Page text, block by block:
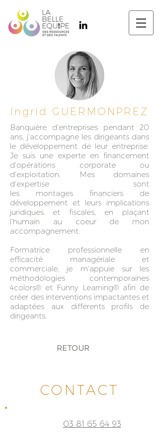
Ingrid GUERMONPREZ
Banquière d'entreprises pendant 20
ans, j'accompagne les dirigeants dans
le développement de leur entreprise.
Je suis une experte en financement
d'opérations corporate ou
d'exploitation. Mes domaines
d'expertise sont
les montages financiers de
développement et leurs implications
juridiques et fiscales, en plaçant
l'humain au coeur de mon
accompagnement.
Formatrice professionnelle en
efficacité managériale et
commerciale, je m'appuie sur les
méthodologies contemporaines
4colors® et Funny Learning® afin de
créer des interventions impactantes et
adaptées aux différents profils de
dirigeants.
RETOUR
CONTACT
03 81 65 64 93